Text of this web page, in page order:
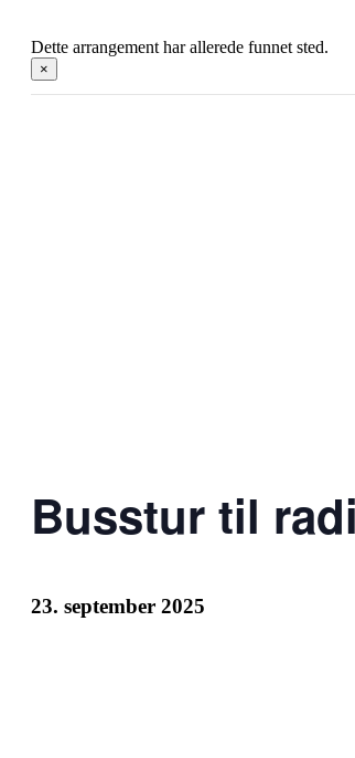
Dette arrangement har allerede funnet sted.
×
Busstur til
23. september 2025